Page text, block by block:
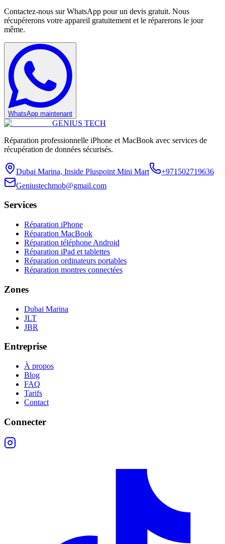
Contactez-nous sur WhatsApp pour un devis gratuit. Nous
récupérerons votre appareil gratuitement et le réparerons le jour
même.
WhatsApp maintenant
GENIUS TECH
Réparation professionnelle iPhone et MacBook avec services de
récupération de données sécurisés.
Dubai Marina, Inside Pluspoint Mini Mart
+971502719636
Geniustechmob@gmail.com
Services
Réparation iPhone
Réparation MacBook
Réparation téléphone Android
Réparation iPad et tablettes
Réparation ordinateurs portables
Réparation montres connectées
Zones
Dubai Marina
JLT
JBR
Entreprise
À propos
Blog
FAQ
Tarifs
Contact
Connecter